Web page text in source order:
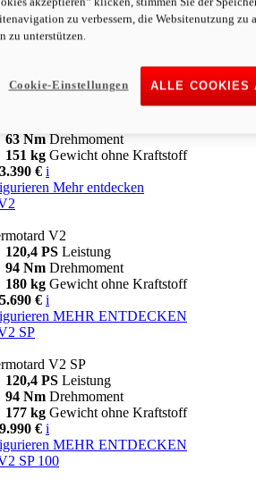
63 NmDrehmoment
151 kgGewicht ohne Kraftstoff
€ i
63 Nm Drehmoment
151 kg Gewicht ohne Kraftstoff
€ i
Mehr entdecken
V2
120,4 PS Leistung
94 Nm Drehmoment
180 kg Gewicht ohne Kraftstoff
€ i
MEHR ENTDECKEN
SP
V2 SP
120,4 PS Leistung
94 Nm Drehmoment
177 kg Gewicht ohne Kraftstoff
€ i
MEHR ENTDECKEN
SP 100
zu verbessern, die Websitenutzung zu
zu unterstützen.
ALLE COOKIES
Cookie-Einstellungen